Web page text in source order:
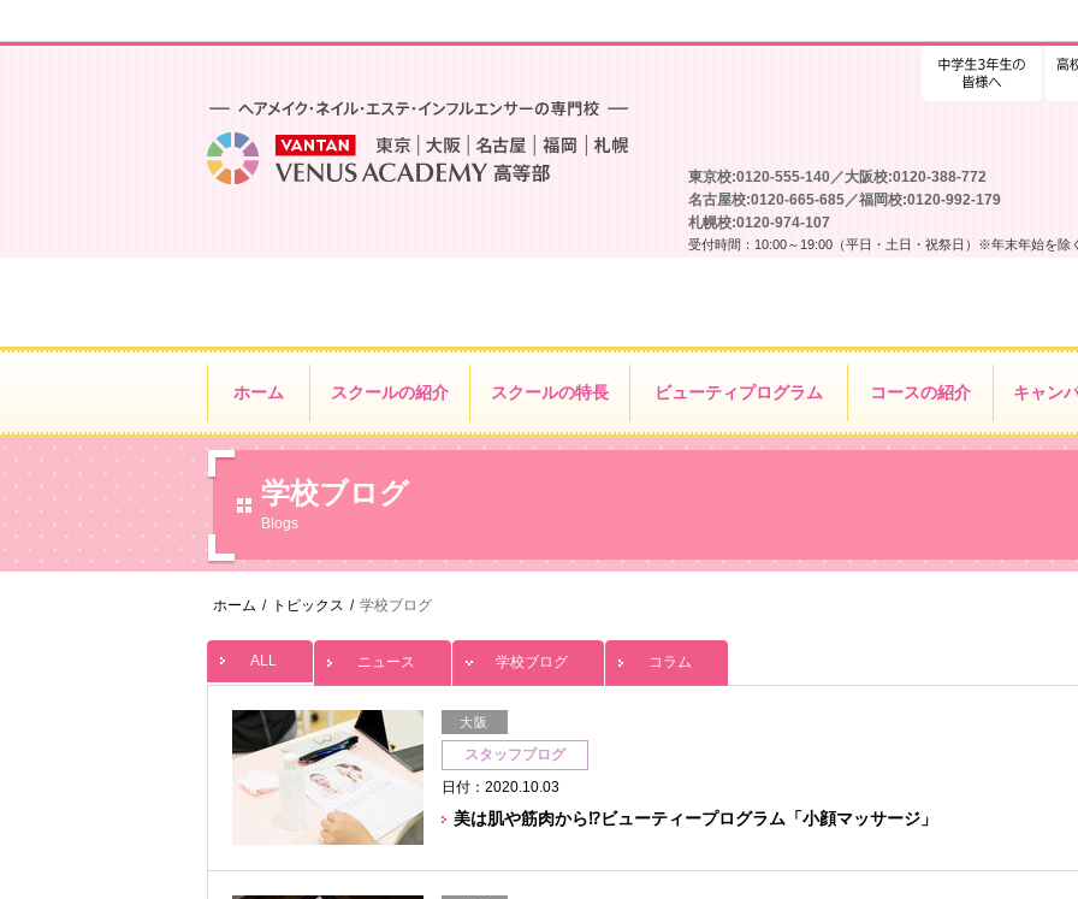
高
東京校:0120-555-140／大阪校:0120-388-772
名古屋校:0120-665-685／福岡校:0120-992-179
札幌校:0120-974-107
受付時間：10:00～19:00（平日・土日・祝祭日）※年末年始を除
ホーム スクールの紹介 スクールの特長 ビューティプログラム コースの紹介 キャン
学校ブログ
Blogs
ホーム / トピックス / 学校ブログ
ALL ニュース 学校ブログ コラム
大阪
スタッフブログ
日付：2020.10.03
美は肌や筋肉から⁉ビューティープログラム「小顔マッサージ」